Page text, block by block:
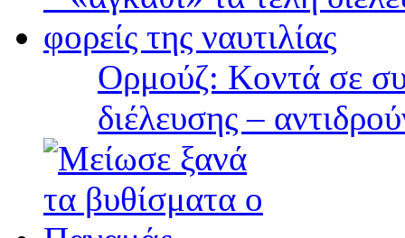
Ορμούζ: Κοντά σε
διέλευσης –